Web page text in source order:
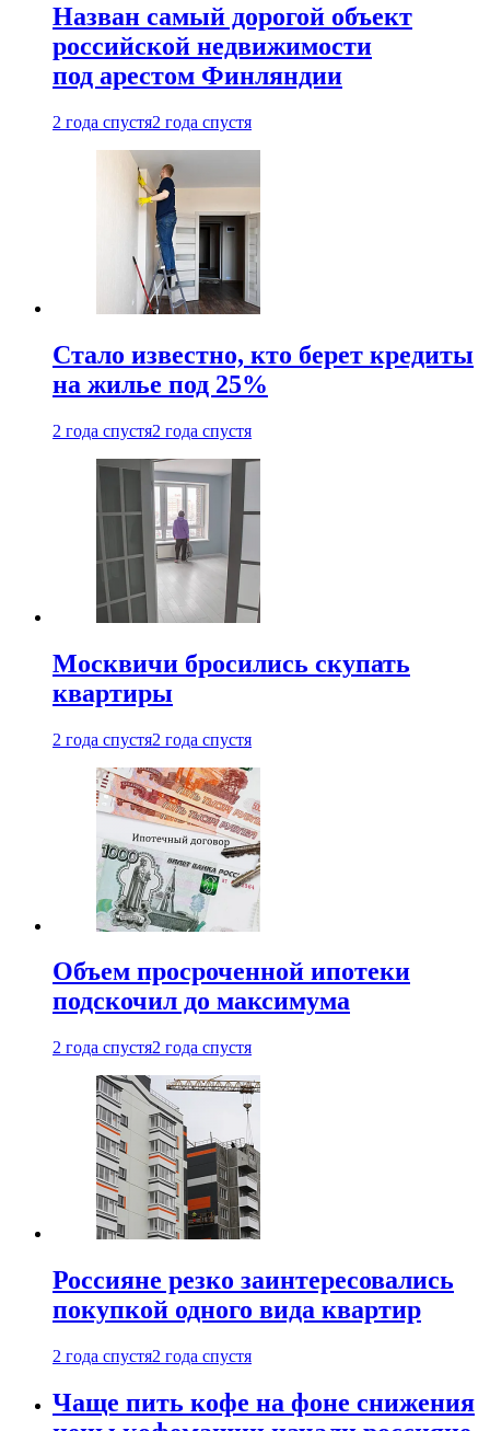
Назван самый дорогой объект
российской недвижимости
под арестом Финляндии
2 года спустя2 года спустя
Стало известно, кто берет кредиты
на жилье под 25%
2 года спустя2 года спустя
Москвичи бросились скупать
квартиры
2 года спустя2 года спустя
Объем просроченной ипотеки
подскочил до максимума
2 года спустя2 года спустя
Россияне резко заинтересовались
покупкой одного вида квартир
2 года спустя2 года спустя
Чаще пить кофе на фоне снижения